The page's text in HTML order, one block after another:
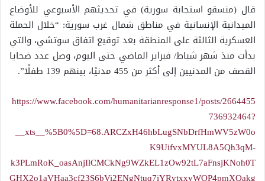
قال (منسقو استجابة سورية) في تحديثهم الأسبوعي للأوضاع
الميدانية الإنسانية في مناطق شمال غرب سورية: “خلال الحملة
العسكرية الثالثة على المنطقة بعد توقيع اتفاق سوتشي، والتي
بدأت منذ شهر شباط/ فبراير الماضي حتى اليوم، وصل عدد ضحايا
القصف من المدنيين إلى أكثر من 455 مدنيًا، بينهم 139 طفلًا”.
https://www.facebook.com/humanitarianresponse1/posts/2664455
736932464?
__xts__%5B0%5D=68.ARCZxH46hbLugSNbDrfHmWV5zW0o
K9UifvxMYUL8A5Qh3qM-
k3PLmRoK_oasAnjIlCMCkNg9WZkEL1zOw92tL7aFnsjKNoh0T